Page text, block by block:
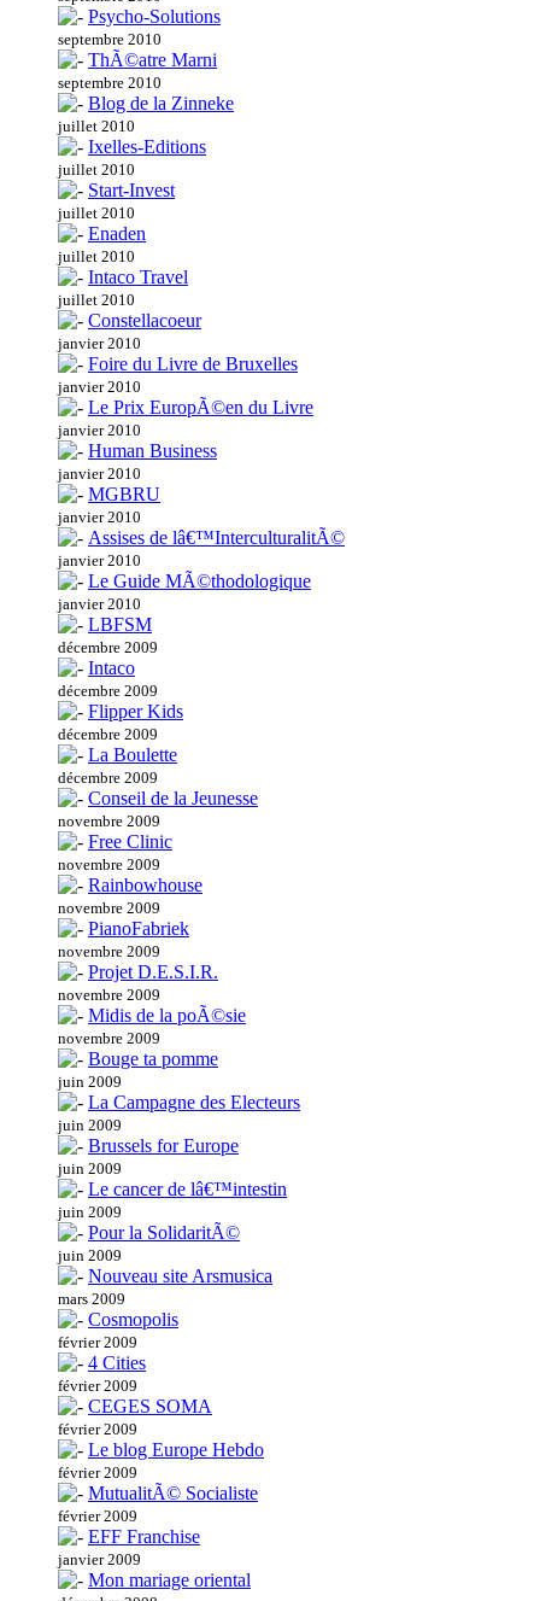
Psycho-Solutions
septembre 2010
ThÃ©atre Marni
septembre 2010
Blog de la Zinneke
juillet 2010
Ixelles-Editions
juillet 2010
Start-Invest
juillet 2010
Enaden
juillet 2010
Intaco Travel
juillet 2010
Constellacoeur
janvier 2010
Foire du Livre de Bruxelles
janvier 2010
Le Prix EuropÃ©en du Livre
janvier 2010
Human Business
janvier 2010
MGBRU
janvier 2010
Assises de lâ€™InterculturalitÃ©
janvier 2010
Le Guide MÃ©thodologique
janvier 2010
LBFSM
décembre 2009
Intaco
décembre 2009
Flipper Kids
décembre 2009
La Boulette
décembre 2009
Conseil de la Jeunesse
novembre 2009
Free Clinic
novembre 2009
Rainbowhouse
novembre 2009
PianoFabriek
novembre 2009
Projet D.E.S.I.R.
novembre 2009
Midis de la poÃ©sie
novembre 2009
Bouge ta pomme
juin 2009
La Campagne des Electeurs
juin 2009
Brussels for Europe
juin 2009
Le cancer de lâ€™intestin
juin 2009
Pour la SolidaritÃ©
juin 2009
Nouveau site Arsmusica
mars 2009
Cosmopolis
février 2009
4 Cities
février 2009
CEGES SOMA
février 2009
Le blog Europe Hebdo
février 2009
MutualitÃ© Socialiste
février 2009
EFF Franchise
janvier 2009
Mon mariage oriental